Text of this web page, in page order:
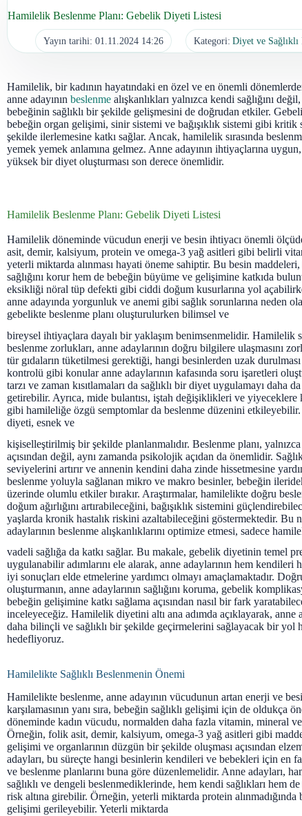
Hamilelik Beslenme Planı: Gebelik Diyeti Listesi
Yayın tarihi: 01.11.2024 14:26 Kategori: Diyet ve Sağlıklı
Hamilelik, bir kadının hayatındaki en özel ve en önemli
anne adayının beslenme alışkanlıkları yalnızca kendi sağlığını
bebeğinin sağlıklı bir şekilde gelişmesini de doğrudan etkiler.
bebeğin organ gelişimi, sinir sistemi ve bağışıklık sistemi gibi kritik
şekilde ilerlemesine katkı sağlar. Ancak, hamilelik sırasında
yemek yemek anlamına gelmez. Anne adayının ihtiyaçlarına
yüksek bir diyet oluşturması son derece önemlidir.
Hamilelik Beslenme Planı: Gebelik Diyeti Listesi
Hamilelik döneminde vücudun enerji ve besin ihtiyacı önemli
asit, demir, kalsiyum, protein ve omega-3 yağ asitleri gibi belirli
yeterli miktarda alınması hayati öneme sahiptir. Bu besin maddeleri,
sağlığını korur hem de bebeğin büyüme ve gelişimine katkıda
eksikliği nöral tüp defekti gibi ciddi doğum kusurlarına yol
anne adayında yorgunluk ve anemi gibi sağlık sorunlarına neden
gebelikte beslenme planı oluşturulurken bilimsel ve
bireysel ihtiyaçlara dayalı bir yaklaşım benimsenmelidir. Hamilelik
beslenme zorlukları, anne adaylarının doğru bilgilere ulaşmasını
tür gıdaların tüketilmesi gerektiği, hangi besinlerden uzak
kontrolü gibi konular anne adaylarının kafasında soru işaretleri
tarzı ve zaman kısıtlamaları da sağlıklı bir diyet uygulamayı daha
getirebilir. Ayrıca, mide bulantısı, iştah değişiklikleri ve yiyeceklere
gibi hamileliğe özgü semptomlar da beslenme düzenini
diyeti, esnek ve
kişiselleştirilmiş bir şekilde planlanmalıdır. Beslenme planı,
açısından değil, aynı zamanda psikolojik açıdan da önemlidir.
seviyelerini artırır ve annenin kendini daha zinde hissetmesine
beslenme yoluyla sağlanan mikro ve makro besinler, bebeğin
üzerinde olumlu etkiler bırakır. Araştırmalar, hamilelikte doğru
doğum ağırlığını artırabileceğini, bağışıklık sistemini
yaşlarda kronik hastalık riskini azaltabileceğini göstermektedir. Bu
adaylarının beslenme alışkanlıklarını optimize etmesi, sadece
vadeli sağlığa da katkı sağlar. Bu makale, gebelik diyetinin temel
uygulanabilir adımlarını ele alarak, anne adaylarının hem kendileri
iyi sonuçları elde etmelerine yardımcı olmayı amaçlamaktadır.
oluşturmanın, anne adaylarının sağlığını koruma, gebelik
bebeğin gelişimine katkı sağlama açısından nasıl bir fark
inceleyeceğiz. Hamilelik diyetini altı ana adımda açıklayarak, anne
daha bilinçli ve sağlıklı bir şekilde geçirmelerini sağlayacak bir yol
hedefliyoruz.
Hamilelikte Sağlıklı Beslenmenin Önemi
Hamilelikte beslenme, anne adayının vücudunun artan enerji ve
karşılamasının yanı sıra, bebeğin sağlıklı gelişimi için de oldukça
döneminde kadın vücudu, normalden daha fazla vitamin, mineral
Örneğin, folik asit, demir, kalsiyum, omega-3 yağ asitleri gibi
gelişimi ve organlarının düzgün bir şekilde oluşması açısından
adayları, bu süreçte hangi besinlerin kendileri ve bebekleri için en
ve beslenme planlarını buna göre düzenlemelidir. Anne adayları,
sağlıklı ve dengeli beslenmediklerinde, hem kendi sağlıkları hem
risk altına girebilir. Örneğin, yeterli miktarda protein alınmadığında
gelişimi gerileyebilir. Yeterli miktarda